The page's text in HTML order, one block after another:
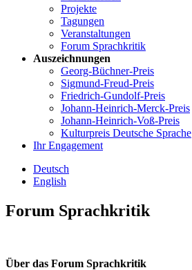
Projekte
Tagungen
Veranstaltungen
Forum Sprachkritik
Auszeichnungen
Georg-Büchner-Preis
Sigmund-Freud-Preis
Friedrich-Gundolf-Preis
Johann-Heinrich-Merck-Preis
Johann-Heinrich-Voß-Preis
Kulturpreis Deutsche Sprache
Ihr Engagement
Deutsch
English
Forum Sprachkritik
Über das Forum Sprachkritik